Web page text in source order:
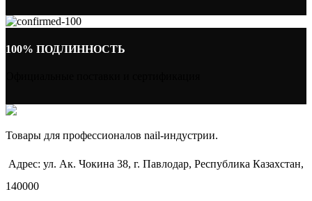
100% ПОДЛИННОСТЬ
Товары для профессионалов nail-индустрии.
Адрес: ул. Ак. Чокина 38, г. Павлодар, Республика Казахстан,
140000